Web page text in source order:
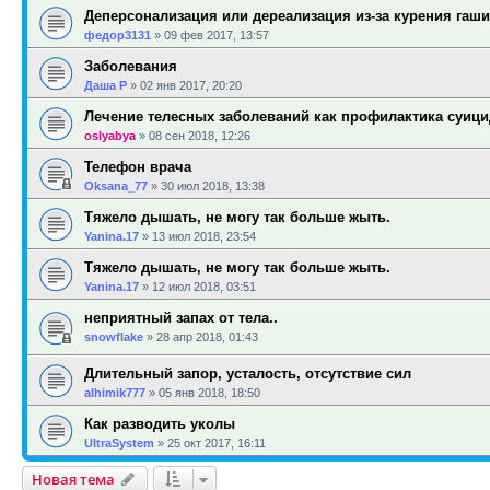
Деперсонализация или дереализация из-за курения
федор3131 » 09 фев 2017, 13:57
Заболевания
Даша Р » 02 янв 2017, 20:20
Лечение телесных заболеваний как профилактика
oslyabya » 08 сен 2018, 12:26
Телефон врача
Oksana_77 » 30 июл 2018, 13:38
Тяжело дышать, не могу так больше жыть.
Yanina.17 » 13 июл 2018, 23:54
Тяжело дышать, не могу так больше жыть.
Yanina.17 » 12 июл 2018, 03:51
неприятный запах от тела..
snowflake » 28 апр 2018, 01:43
Длительный запор, усталость, отсутствие сил
alhimik777 » 05 янв 2018, 18:50
Как разводить уколы
UltraSystem » 25 окт 2017, 16:11
Новая тема